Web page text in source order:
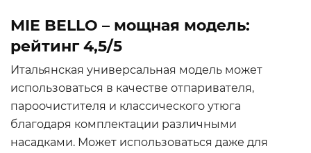
MIE BELLO – мощная модель:
рейтинг 4,5/5
Итальянская универсальная модель может
использоваться в качестве отпаривателя,
пароочистителя и классического утюга
благодаря комплектации различными
насадками. Может использоваться даже для